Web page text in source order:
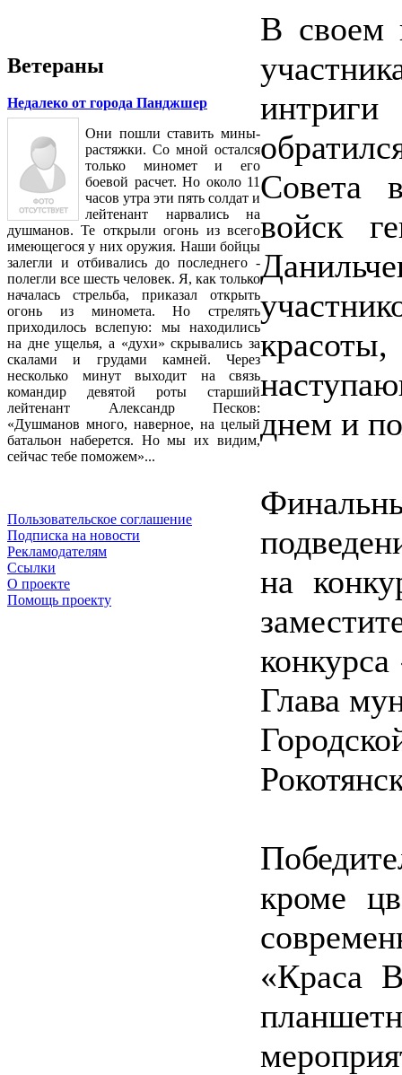
Ветераны
Недалеко от города Панджшер
Они пошли ставить мины-
растяжки. Со мной остался
только миномет и его
боевой расчет. Но около 11
часов утра эти пять солдат и
лейтенант нарвались на
душманов. Те открыли огонь из всего
имеющегося у них оружия. Наши бойцы
залегли и отбивались до последнего -
полегли все шесть человек. Я, как только
началась стрельба, приказал открыть
огонь из миномета. Но стрелять
приходилось вслепую: мы находились
на дне ущелья, а «духи» скрывались за
скалами и грудами камней. Через
несколько минут выходит на связь
командир девятой роты старший
лейтенант Александр Песков:
«Душманов много, наверное, на целый
батальон наберется. Но мы их видим,
сейчас тебе поможем»...
Пользовательское соглашение
Подписка на новости
Рекламодателям
Ссылки
О проекте
Помощь проекту
В своем
Совета
войск
днем и
на
Глава
кроме
«Краса